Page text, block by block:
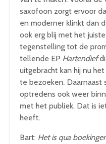
saxofoon zorgt ervoor
en moderner klinkt dan
ook erg blij met het
tegenstelling tot de
tellende EP Hartendief
uitgebracht kan hij nu
te bezoeken. Daarnaast
optredens ook weer
met het publiek. Dat is
heeft.
Bart: Het is qua